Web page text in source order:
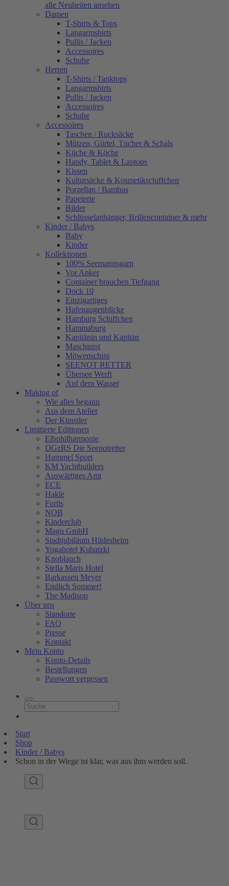
alle Neuheiten ansehen
Damen
T-Shirts & Tops
Langarmshirts
Pullis / Jacken
Accessoires
Schuhe
Herren
T-Shirts / Tanktops
Langarmshirts
Pullis / Jacken
Accessoires
Schuhe
Accessoires
Taschen / Rucksäcke
Mützen, Gürtel, Tücher & Schals
Küche & Köche
Handy, Tablet & Laptops
Kissen
Kultursäcke & Kosmetikschiffchen
Porzellan / Bambus
Papeterie
Bilder
Schlüsselanhänger, Brillencontainer & mehr
Kinder / Babys
Baby
Kinder
Kollektionen
100% Seemannsgarn
Vor Anker
Container brauchen Tiefgang
Dock 10
Einzigartiges
Hafenaugen­blicke
Hamburg Schiffchen
Hammaburg
Kapitänin und Kapitän
Maschinist
Möwenschiss
SEENOT RETTER
Übersee Werft
Auf dem Wasser
Making of
Wie alles begann
Aus dem Atelier
Der Künstler
Limitierte Editionen
Elbphilharmonie
DGzRS Die Seenotretter
Hummel Sport
KM Yachtbuilders
Auswärtiges Amt
ECE
Hakle
Fortis
NOB
Kinderclub
Magu GmbH
Stadtjubiläum Hildesheim
Yogahotel Kubatzki
Knoblauch
Stella Maris Hotel
Barkassen Meyer
Endlich Sommer!
The Madison
Über uns
Standorte
FAQ
Presse
Kontakt
Mein Konto
Konto-Details
Bestellungen
Passwort vergessen
Start
Shop
Kinder / Babys
Schon in der Wiege ist klar, was aus ihm werden soll.